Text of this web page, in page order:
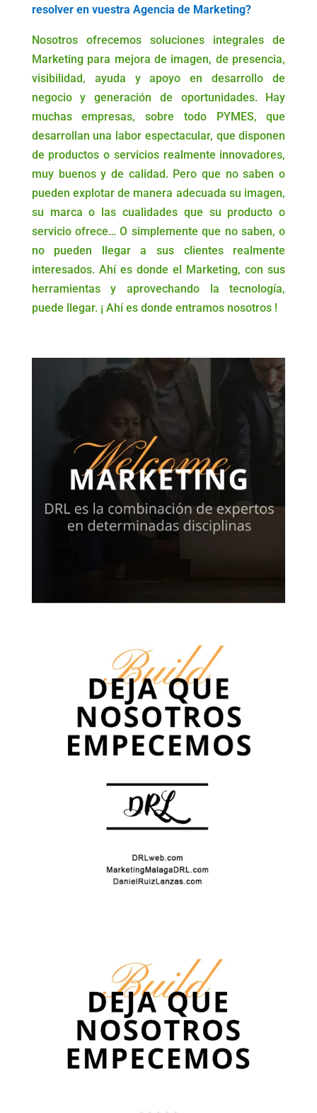
resolver en vuestra Agencia de Marketing?
Nosotros ofrecemos soluciones integrales de
Marketing para mejora de imagen, de presencia,
visibilidad, ayuda y apoyo en desarrollo de
negocio y generación de oportunidades. Hay
muchas empresas, sobre todo PYMES, que
desarrollan una labor espectacular, que disponen
de productos o servicios realmente innovadores,
muy buenos y de calidad. Pero que no saben o
pueden explotar de manera adecuada su imagen,
su marca o las cualidades que su producto o
servicio ofrece… O simplemente que no saben, o
no pueden llegar a sus clientes realmente
interesados. Ahí es donde el Marketing, con sus
herramientas y aprovechando la tecnología,
puede llegar. ¡ Ahí es donde entramos nosotros !